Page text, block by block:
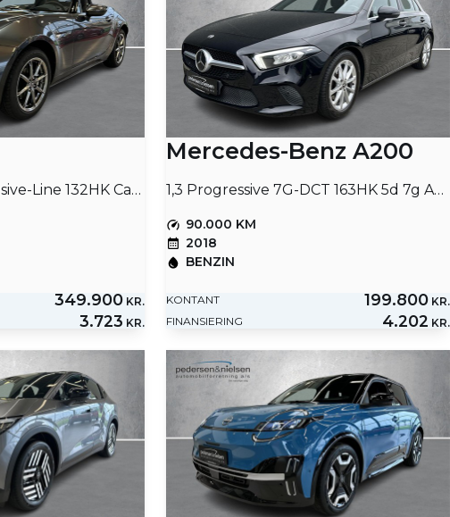
1,5 Skyactiv-G Exclusive-Line 132HK Cabr. 6g
349.900 KR.
3.723 KR.
Mercedes-Benz A200
1,3 Progressive 7G-DCT 163HK 5d 7g Aut.
90.000 KM
2018
BENZIN
KONTANT 199.800 KR.
FINANSIERING
4.202 KR.